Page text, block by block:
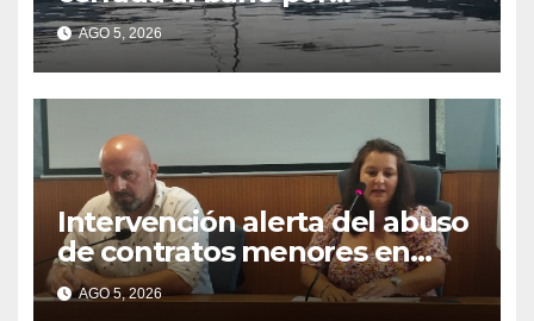
contaminación del agua tras
detectarse restos fecales
AGO 5, 2026
Intervención alerta del abuso
de contratos menores en
2025
AGO 5, 2026